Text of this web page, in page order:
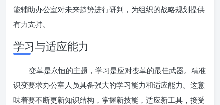
能辅助办公室对未来趋势进行研判，为组织的战略规划提供
有力支持。
学习与适应能力
变革是永恒的主题，学习是应对变革的最佳武器。精准
识变要求办公室人员具备强大的学习能力和适应能力。这意
味着要不断更新知识结构，掌握新技能，适应新工具，接受